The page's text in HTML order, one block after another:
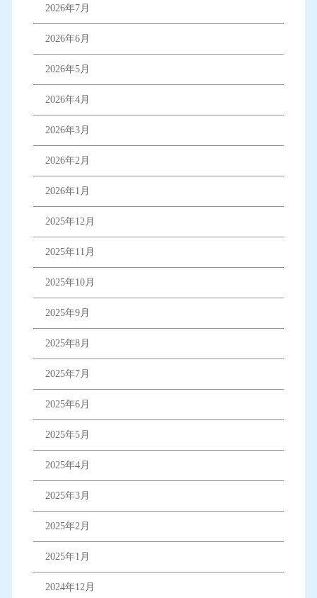
2026年7月
2026年6月
2026年5月
2026年4月
2026年3月
2026年2月
2026年1月
2025年12月
2025年11月
2025年10月
2025年9月
2025年8月
2025年7月
2025年6月
2025年5月
2025年4月
2025年3月
2025年2月
2025年1月
2024年12月